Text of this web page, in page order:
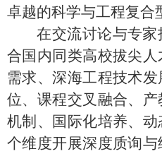
卓越的科学与工程复合
在交流讨论与专
合国内同类高校拔尖
需求、深海工程技术
位、课程交叉融合、
机制、国际化培养、
个维度开展深度质询